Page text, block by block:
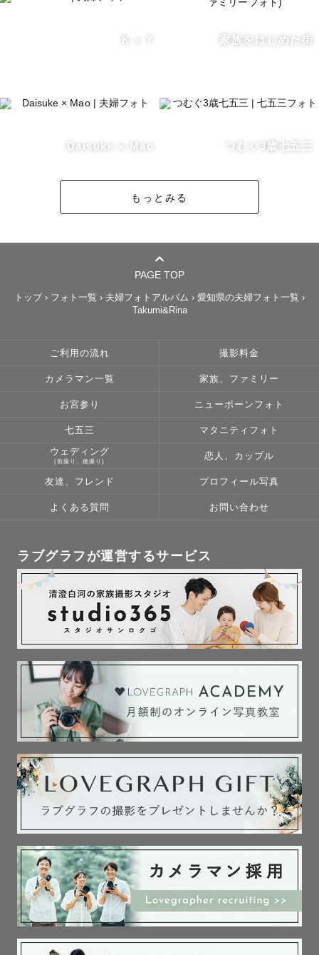
K × Y 家族をはじめた街
Daisuke × Mao つむぐ3歳七五三
もっとみる
PAGE TOP
トップ › フォト一覧 › 夫婦フォトアルバム › 愛知県の夫婦フォト一覧 ›
Takumi&Rina
ご利用の流れ 撮影料金
カメラマン一覧 家族、ファミリー
お宮参り ニューボーンフォト
七五三 マタニティフォト
ウェディング
(前撮り、後撮り)
恋人、カップル
友達、フレンド プロフィール写真
よくある質問 お問い合わせ
ラブグラフが運営するサービス